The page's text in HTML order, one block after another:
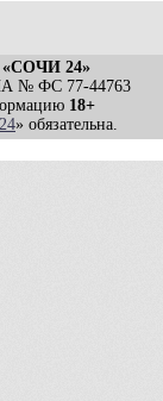
«СОЧИ 24»
№ ФС 77-44763
18+
» обязательна.